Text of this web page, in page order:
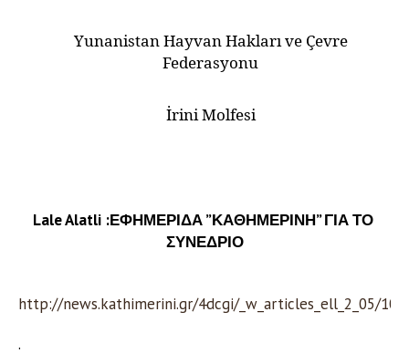
Yunanistan Hayvan Hakları ve Çevre
Federasyonu
İrini Molfesi
Lale Alatli :ΕΦΗΜΕΡΙΔΑ ”ΚΑΘΗΜΕΡΙΝΗ” ΓΙΑ ΤΟ
ΣΥΝΕΔΡΙΟ
http://news.kathimerini.gr/4dcgi/_w_articles_ell_2_05/10/
.